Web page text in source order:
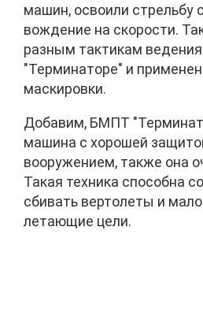
машин, освоили стрельбу
вождение на скорости.
разным тактикам
"Терминаторе" и
маскировки.
Добавим, БМПТ
машина с хорошей
вооружением, также она
Такая техника способна
сбивать вертолеты и
летающие цели.